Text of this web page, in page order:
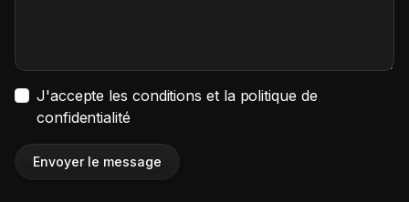
J'accepte les conditions et la politique de
confidentialité
Envoyer le message